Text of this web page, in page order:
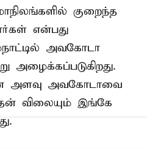
குறைந்த
என்பது
அவகோடா
அளவு அவகோடாவை
விலையும் இங்கே